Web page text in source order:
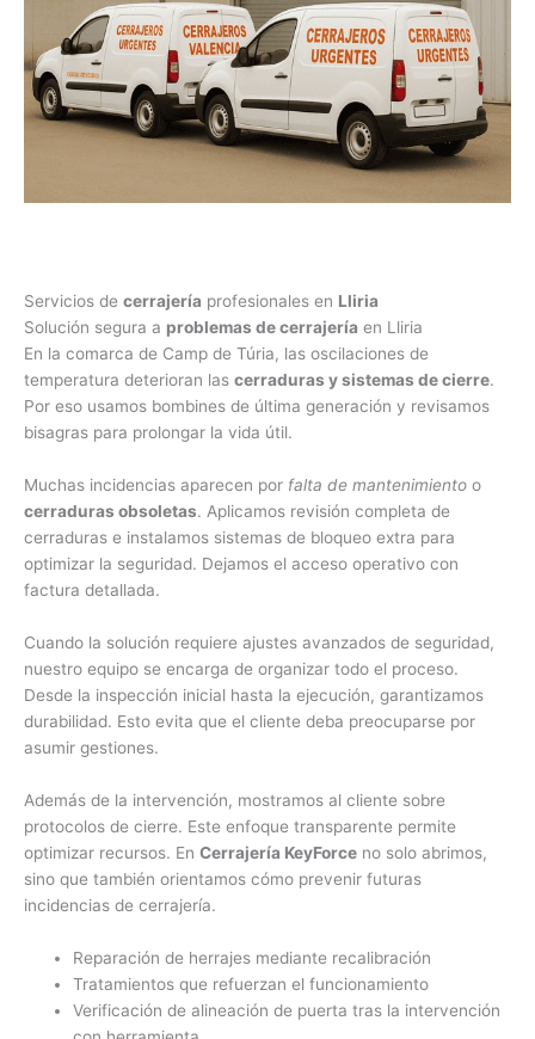
Servicios de cerrajería profesionales en Lliria
Solución segura a problemas de cerrajería en Lliria
En la comarca de Camp de Túria, las oscilaciones de
temperatura deterioran las cerraduras y sistemas de cierre.
Por eso usamos bombines de última generación y revisamos
bisagras para prolongar la vida útil.
Muchas incidencias aparecen por falta de mantenimiento o
cerraduras obsoletas. Aplicamos revisión completa de
cerraduras e instalamos sistemas de bloqueo extra para
optimizar la seguridad. Dejamos el acceso operativo con
factura detallada.
Cuando la solución requiere ajustes avanzados de seguridad,
nuestro equipo se encarga de organizar todo el proceso.
Desde la inspección inicial hasta la ejecución, garantizamos
durabilidad. Esto evita que el cliente deba preocuparse por
asumir gestiones.
Además de la intervención, mostramos al cliente sobre
protocolos de cierre. Este enfoque transparente permite
optimizar recursos. En Cerrajería KeyForce no solo abrimos,
sino que también orientamos cómo prevenir futuras
incidencias de cerrajería.
Reparación de herrajes mediante recalibración
Tratamientos que refuerzan el funcionamiento
Verificación de alineación de puerta tras la intervención